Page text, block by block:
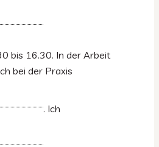
bis 16.30. In der Arbeit
bei der Praxis
. Ich